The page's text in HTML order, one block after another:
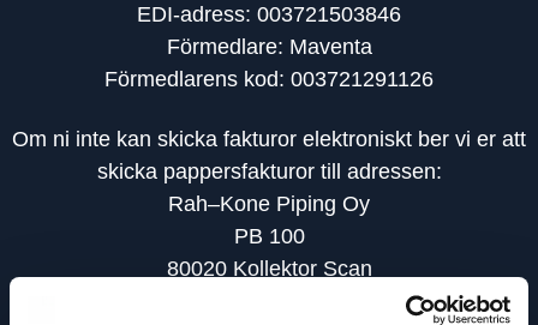
EDI-adress: 003721503846
Förmedlare: Maventa
Förmedlarens kod: 003721291126
Om ni inte kan skicka fakturor elektroniskt ber vi er att
skicka pappersfakturor till adressen:
Rah–Kone Piping Oy
PB 100
80020 Kollektor Scan